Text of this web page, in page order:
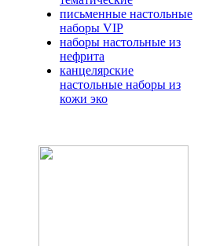
письменные настольные
наборы VIP
наборы настольные из
нефрита
канцелярские
настольные наборы из
кожи эко